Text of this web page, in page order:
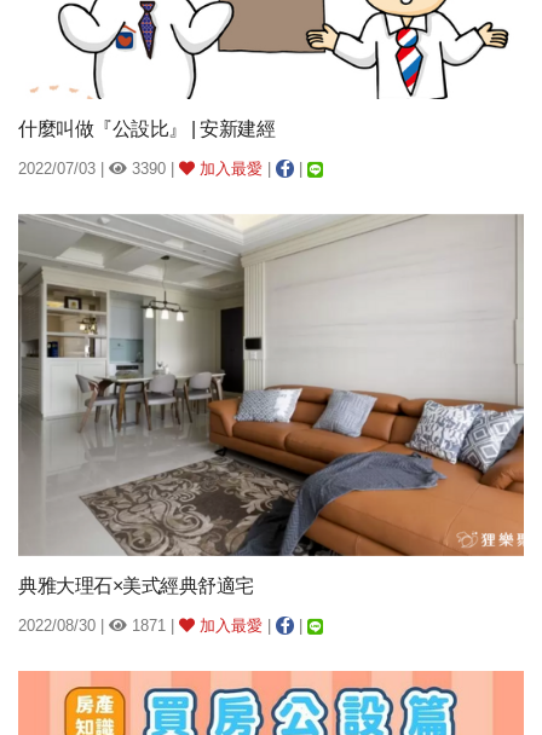
什麼叫做『公設比』 | 安新建經
2022/07/03 | 3390 | 加入最愛
典雅大理石×美式經典舒適宅
2022/08/30 | 1871 | 加入最愛 | |